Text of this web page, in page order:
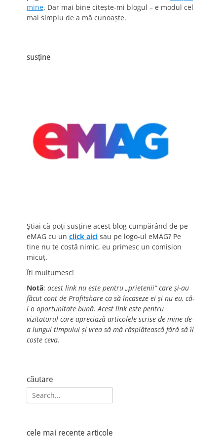
mine. Dar mai bine citește-mi blogul – e modul cel
mai simplu de a mă cunoaște.
susține
Știai că poți susține acest blog cumpărând de pe
eMAG cu un click aici sau pe logo-ul eMAG? Pe
tine nu te costă nimic, eu primesc un comision
micuț.
Îți mulțumesc!
Notă: acest link nu este pentru „prietenii” care și-au
făcut cont de Profitshare ca să încaseze ei și nu eu, că-
i o oportunitate bună. Acest link este pentru
vizitatorul care apreciază articolele scrise de mine de-
a lungul timpului și vrea să mă răsplătească fără să îl
coste ceva.
căutare
Search
for:
cele mai recente articole